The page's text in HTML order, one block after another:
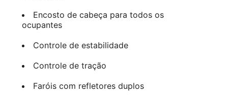
Encosto de cabeça para todos os
ocupantes
Controle de estabilidade
Controle de tração
Faróis com refletores duplos